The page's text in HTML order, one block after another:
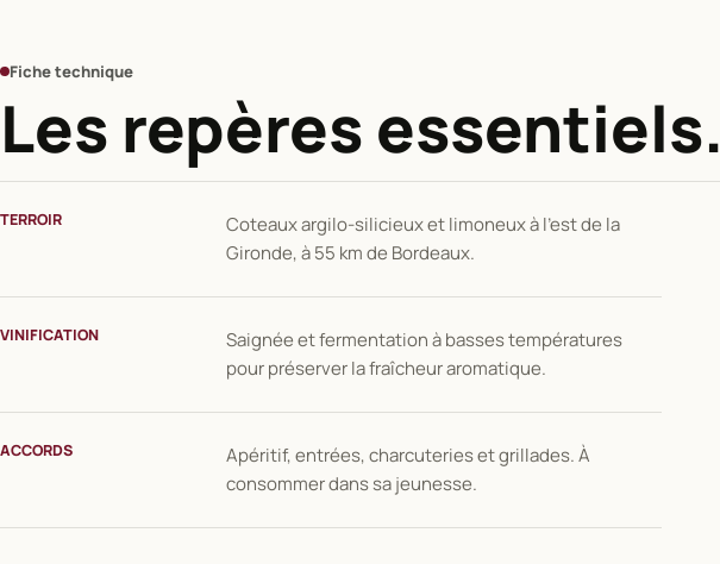
Fiche technique
Les repères essentiels.
TERROIR
Coteaux argilo-silicieux et limoneux à l'est de la
Gironde, à 55 km de Bordeaux.
VINIFICATION
Saignée et fermentation à basses températures
pour préserver la fraîcheur aromatique.
ACCORDS
Apéritif, entrées, charcuteries et grillades. À
consommer dans sa jeunesse.